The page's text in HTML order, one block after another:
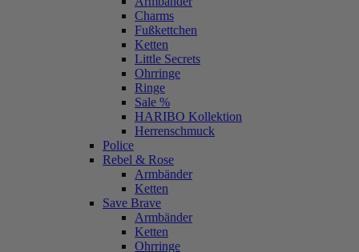
Charms
Fußkettchen
Ketten
Little Secrets
Ohrringe
Ringe
Sale %
HARIBO Kollektion
Herrenschmuck
Police
Rebel & Rose
Armbänder
Ketten
Save Brave
Armbänder
Ketten
Ohrringe